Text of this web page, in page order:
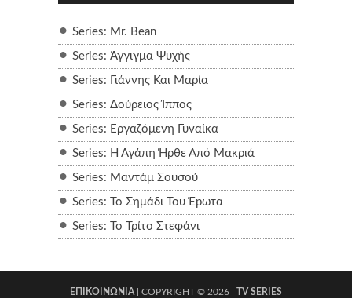
Series: Mr. Bean
Series: Άγγιγμα Ψυχής
Series: Γιάννης Και Μαρία
Series: Δούρειος Ίππος
Series: Εργαζόμενη Γυναίκα
Series: Η Αγάπη Ήρθε Από Μακριά
Series: Μαντάμ Σουσού
Series: Το Σημάδι Του Έpωτα
Series: Το Τρίτο Στεφάνι
ΕΠΙΚΟΙΝΩΝΙΑ| COPYRIGHT © 2026 | TV SERIES